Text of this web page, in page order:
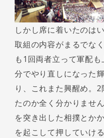
しかし席に着いたのは
取組の内容がまるでな
も1回両者立って軍配
分でやり直しになった
り、これまた興醒め。
たのか全く分かりませ
を突き出した相撲とか
を起こして押していけ